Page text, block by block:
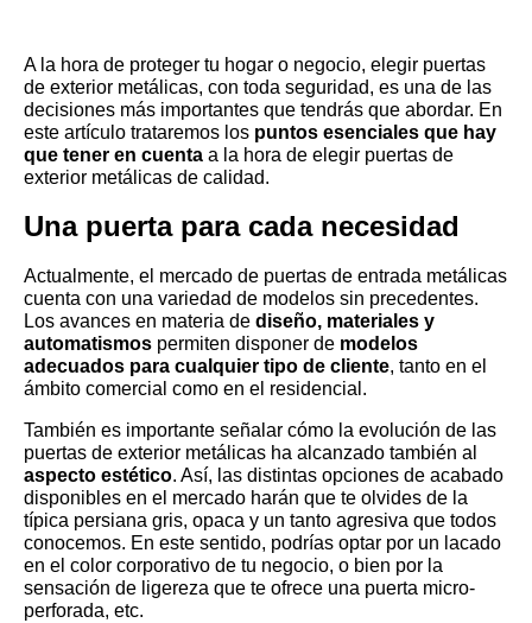
A la hora de proteger tu hogar o negocio, elegir puertas
de exterior metálicas, con toda seguridad, es una de las
decisiones más importantes que tendrás que abordar. En
este artículo trataremos los puntos esenciales que hay
que tener en cuenta a la hora de elegir puertas de
exterior metálicas de calidad.
Una puerta para cada necesidad
Actualmente, el mercado de puertas de entrada metálicas
cuenta con una variedad de modelos sin precedentes.
Los avances en materia de diseño, materiales y
automatismos permiten disponer de modelos
adecuados para cualquier tipo de cliente, tanto en el
ámbito comercial como en el residencial.
También es importante señalar cómo la evolución de las
puertas de exterior metálicas ha alcanzado también al
aspecto estético. Así, las distintas opciones de acabado
disponibles en el mercado harán que te olvides de la
típica persiana gris, opaca y un tanto agresiva que todos
conocemos. En este sentido, podrías optar por un lacado
en el color corporativo de tu negocio, o bien por la
sensación de ligereza que te ofrece una puerta micro-
perforada, etc.